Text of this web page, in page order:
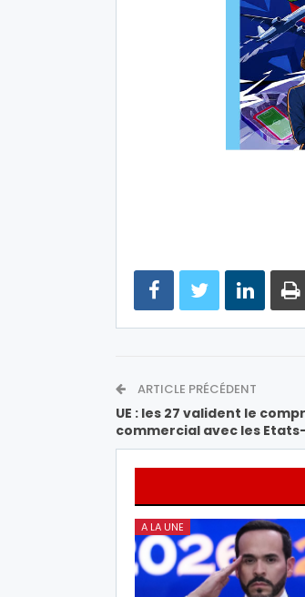
ARTICLE PRÉCÉDENT
UE : les 27 valident le
commercial avec les
A LA UNE